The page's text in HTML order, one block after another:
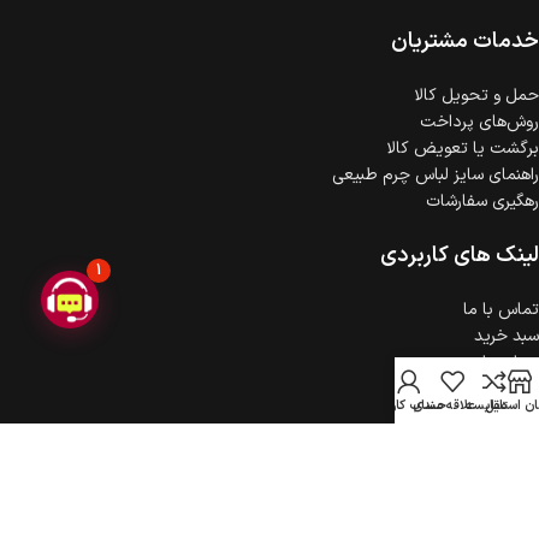
گارانتی معتبر برای تمامی محصولات ارائه می‌شود.خدمات مشتریان
حمل‌ و تحویل کالا
روش‌های پرداخت
برگشت یا تعویض کالا
راهنمای سایز لباس چرم طبیعی
رهگیری سفارشات
لینک های کاربردی
تماس با ما
سبد خرید
درباره ما
حریم خصوصی
ثبت شکایت
استایلمقایسهعلاقه مندی
حساب کاربری
1